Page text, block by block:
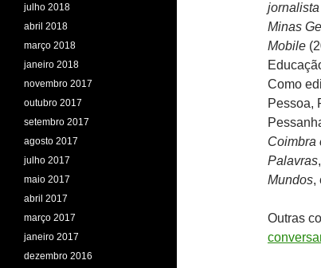
Minas
Mobile
Como
Pessoa,
Coimbra
Palavras,
Mundos,
Outras
julho 2018
abril 2018
março 2018
janeiro 2018
novembro 2017
outubro 2017
setembro 2017
agosto 2017
julho 2017
maio 2017
abril 2017
março 2017
janeiro 2017
dezembro 2016